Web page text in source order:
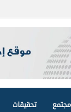
مجتمع تحقيقات